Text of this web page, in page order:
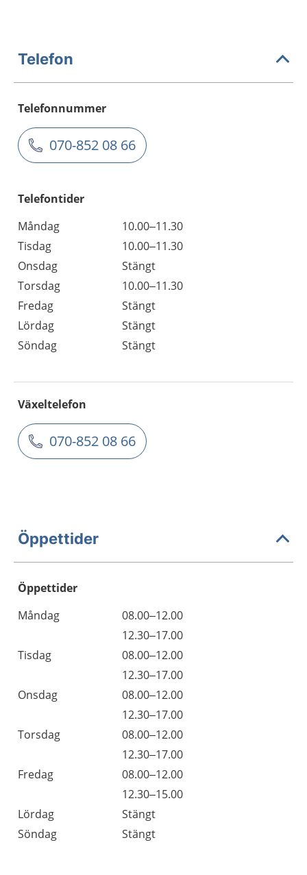
Telefon
Telefonnummer
070-852 08 66
Telefontider
Måndag
10.00–11.30
Tisdag
10.00–11.30
Onsdag
Stängt
Torsdag
10.00–11.30
Fredag
Stängt
Lördag
Stängt
Söndag
Stängt
Växeltelefon
070-852 08 66
Öppettider
Öppettider
Dag
Öppettider
Kommentarer
Måndag
08.00–12.00
12.30–17.00
Tisdag
08.00–12.00
12.30–17.00
Onsdag
08.00–12.00
12.30–17.00
Torsdag
08.00–12.00
12.30–17.00
Fredag
08.00–12.00
12.30–15.00
Lördag
Stängt
Söndag
Stängt